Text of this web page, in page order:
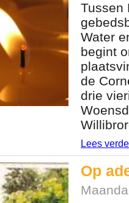
Tussen
Water
begint
de
drie
Lees
Op